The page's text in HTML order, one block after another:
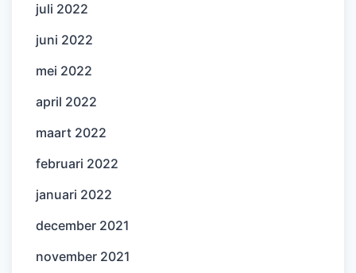
juli 2022
juni 2022
mei 2022
april 2022
maart 2022
februari 2022
januari 2022
december 2021
november 2021